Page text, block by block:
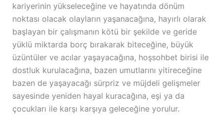
kariyerinin yükseleceğine ve hayatında dönüm
noktası olacak olayların yaşanacağına, hayırlı olarak
başlayan bir çalışmanın kötü bir şekilde ve geride
yüklü miktarda borç bırakarak biteceğine, büyük
üzüntüler ve acılar yaşayacağına, hoşsohbet birisi ile
dostluk kurulacağına, bazen umutlarını yitireceğine
bazen de yaşayacağı sürpriz ve müjdeli gelişmeler
sayesinde yeniden hayal kuracağına, eşi ya da
çocukları ile karşı karşıya geleceğine yorulur.